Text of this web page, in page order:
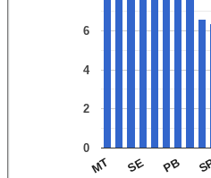
MT SE PB
0
2
4
6